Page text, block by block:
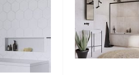
Купить в 1 клик
В избранное